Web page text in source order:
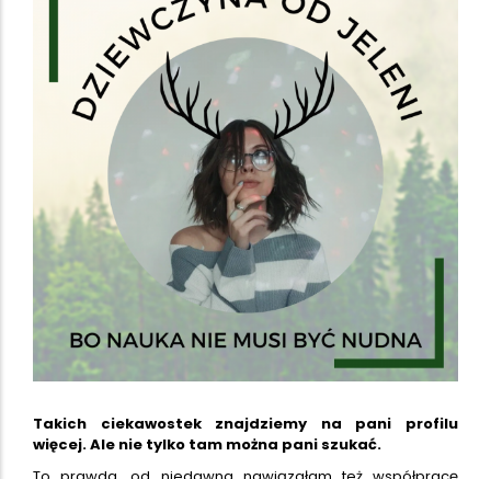
Takich ciekawostek znajdziemy na pani profilu
więcej. Ale nie tylko tam można pani szukać.